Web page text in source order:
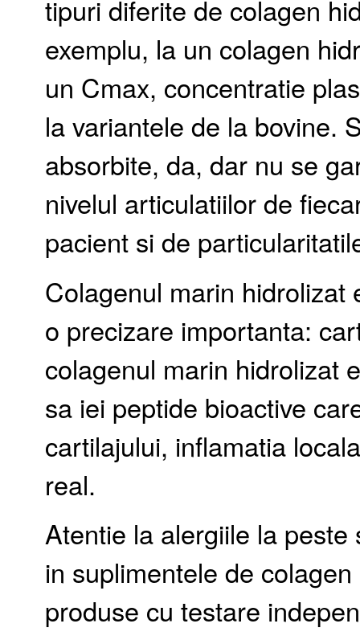
tipuri diferite de colagen
exemplu, la un colagen
un Cmax, concentratie
la variantele de la bovine.
absorbite, da, dar nu se
nivelul articulatiilor de
pacient si de
Colagenul marin
o precizare importanta:
colagenul marin hidrolizat
sa iei peptide bioactive
cartilajului, inflamatia
real.
Atentie la alergiile la
in suplimentele de
produse cu testare